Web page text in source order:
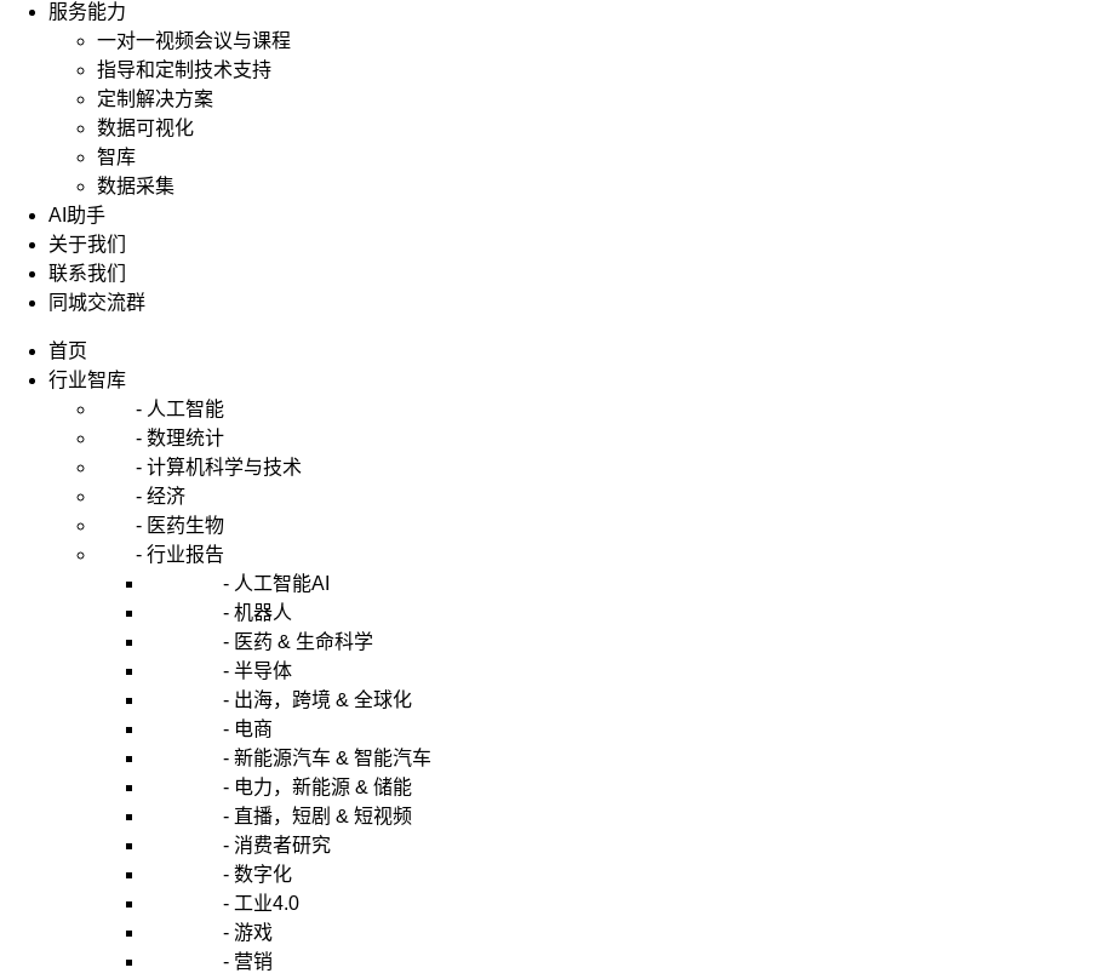
服务能力
一对一视频会议与课程
指导和定制技术支持
定制解决方案
数据可视化
智库
数据采集
AI助手
关于我们
联系我们
同城交流群
首页
行业智库
- 人工智能
- 数理统计
- 计算机科学与技术
- 经济
- 医药生物
- 行业报告
- 人工智能AI
- 机器人
- 医药 & 生命科学
- 半导体
- 出海，跨境 & 全球化
- 电商
- 新能源汽车 & 智能汽车
- 电力，新能源 & 储能
- 直播，短剧 & 短视频
- 消费者研究
- 数字化
- 工业4.0
- 游戏
- 营销